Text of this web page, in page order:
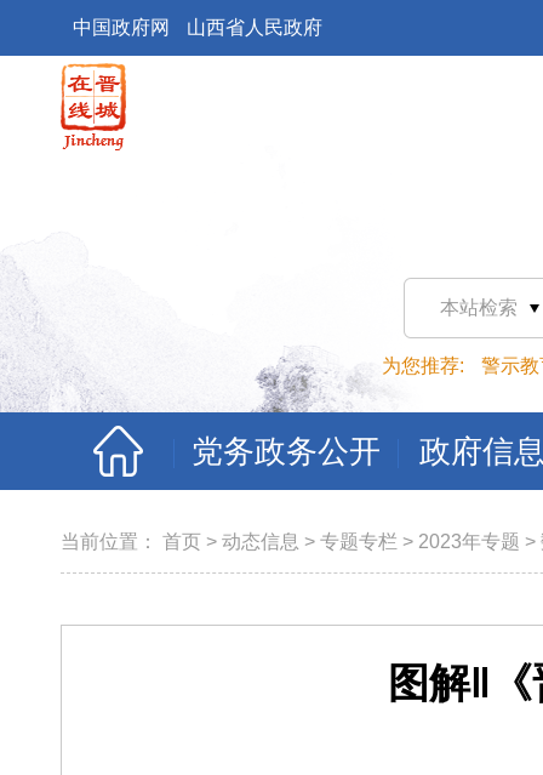
中国政府网 山西省人民政府
本站检索
为您推荐: 警示教
党务政务公开 政府信
当前位置： 首页 > 动态信息 > 专题专栏 > 2023年专题 >
图解‖